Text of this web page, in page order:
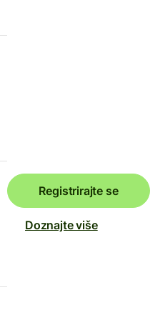
Registrirajte se
Doznajte više